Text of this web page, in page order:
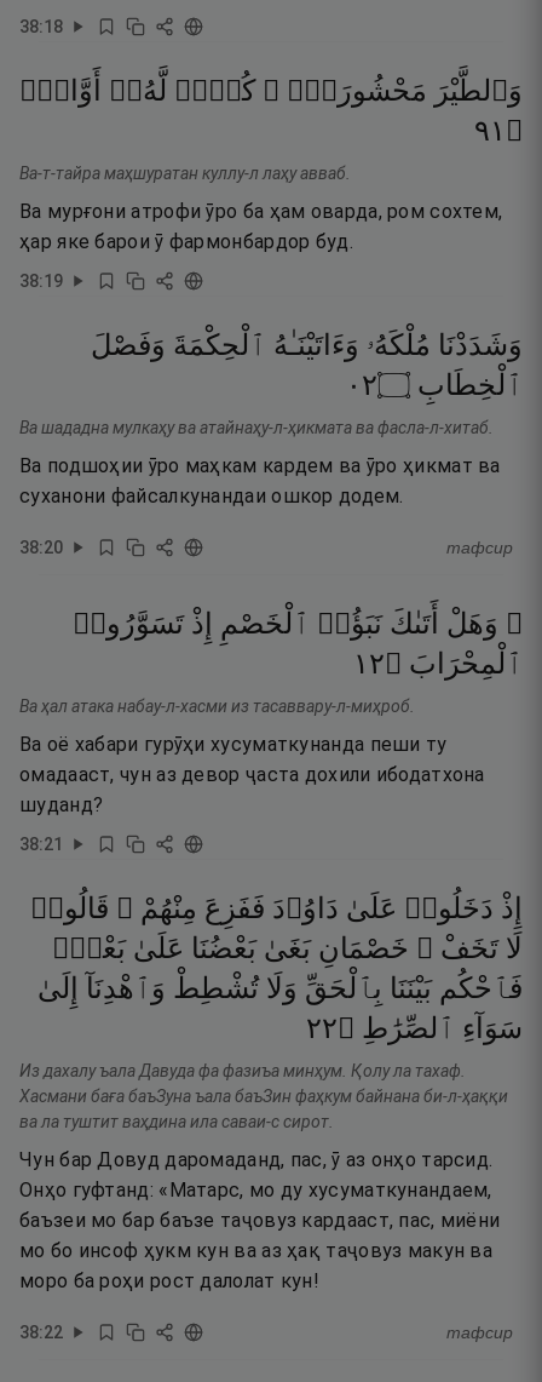
38:18
وَٱلطَّيْرَ مَحْشُورَةًۭ ۖ كُلٌّۭ لَّهُۥٓ
أَوَّابٌۭ
۝ ١٩
Ва-т-тайра маҳшуратан куллу-л лаҳу авваб.
Ва мурғони атрофи ӯро ба ҳам оварда, ром сохтем,
ҳар яке барои ӯ фармонбардор буд.
38:19
وَشَدَدْنَا مُلْكَهُۥ وَءَاتَيْنَـٰهُ ٱلْحِكْمَةَ وَفَصْلَ
ٱلْخِطَابِ ۝٢٠
Ва шададна мулкаҳу ва атайнаҳу-л-ҳикмата ва фасла-л-хитаб.
Ва подшоҳии ӯро маҳкам кардем ва ӯро ҳикмат ва
суханони файсалкунандаи ошкор додем.
38:20 тафсир
۞ وَهَلْ أَتَىٰكَ نَبَؤُا۟ ٱلْخَصْمِ إِذْ تَسَوَّرُوا۟
ٱلْمِحْرَابَ ۝٢١
Ва ҳал атака набау-л-хасми из тасаввару-л-миҳроб.
Ва оё хабари гурӯҳи хусуматкунанда пеши ту
омадааст, чун аз девор ҷаста дохили ибодатхона
шуданд?
38:21
إِذْ دَخَلُوا۟ عَلَىٰ دَاوُۥدَ فَفَزِعَ مِنْهُمْ ۖ قَالُوا۟
لَا تَخَفْ ۖ خَصْمَانِ بَغَىٰ بَعْضُنَا عَلَىٰ بَعْضٍۢ
فَٱحْكُم بَيْنَنَا بِٱلْحَقِّ وَلَا تُشْطِطْ وَٱهْدِنَآ
إِلَىٰ
سَوَآءِ ٱلصِّرَٰطِ ۝٢٢
Из дахалу ъала Давуда фа фазиъа минҳум. Қолу ла тахаф.
Хасмани баға баъЗуна ъала баъЗин фаҳкум байнана би-л-ҳаққи
ва ла туштит ваҳдина ила саваи-с сирот.
Чун бар Довуд даромаданд, пас, ӯ аз онҳо тарсид.
Онҳо гуфтанд: «Матарс, мо ду хусуматкунандаем,
баъзеи мо бар баъзе таҷовуз кардааст, пас, миёни
мо бо инсоф ҳукм кун ва аз ҳақ таҷовуз макун ва
моро ба роҳи рост далолат кун!
38:22 тафсир